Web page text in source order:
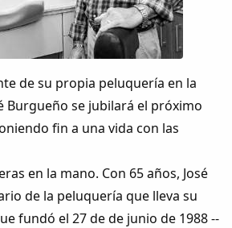
de su propia peluquería en la
Burgueño se jubilará el próximo
fin a una vida con las
en la mano. Con 65 años, José
de la peluquería que lleva su
fundó el 27 de de junio de 1988 --